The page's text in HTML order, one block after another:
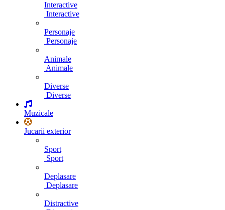
Interactive
Interactive
Personaje
Personaje
Animale
Animale
Diverse
Diverse
Muzicale
Jucarii exterior
Sport
Sport
Deplasare
Deplasare
Distractive